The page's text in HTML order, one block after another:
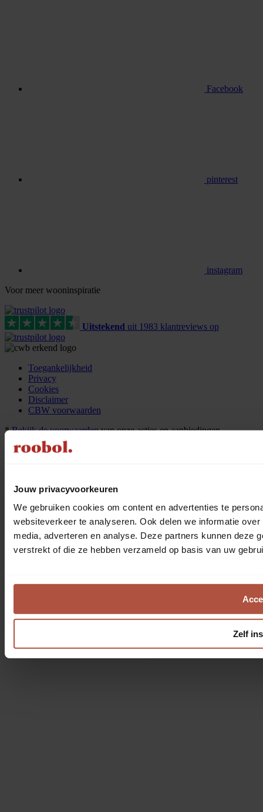
Jouw privacyvoorkeuren
We gebruiken cookies om content en advertenties te
websiteverkeer te analyseren. Ook delen we informatie
media, adverteren en analyse. Deze partners kunnen deze
verstrekt of die ze hebben verzameld op basis van uw
Zelf
Facebook
pinterest
instagram
Voor meer wooninspiratie
Uitstekend uit 1983 klantreviews op
Toegankelijkheid
Privacy
Cookies
Disclaimer
CBW voorwaarden
*Bekijk de voorwaardenvan onze acties en aanbiedingen.
©2026 Roobol